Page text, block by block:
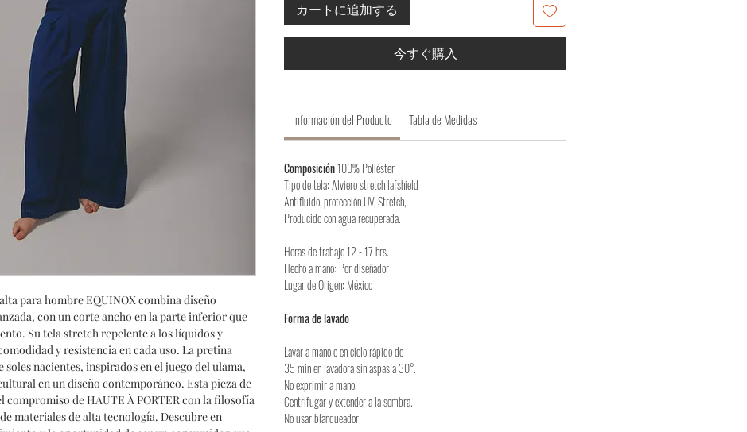
para hombre EQUINOX combina diseño
con un corte ancho en la parte inferior que
Su tela stretch repelente a los líquidos y
y resistencia en cada uso. La pretina
soles nacientes, inspirados en el juego del ulama,
en un diseño contemporáneo. Esta pieza de
de HAUTE À PORTER con la filosofía
materiales de alta tecnología. Descubre en
カートに追加する
今すぐ購入
Información del Producto Tabla de Medidas
Composición100% Poliéster
Tipo de tela: Alviero stretch lafshield
Antifluido, protección UV, Stretch,
Producido con agua recuperada.
Horas de trabajo 12 - 17 hrs.
Hecho a mano: Por diseñador
Lugar de Origen: México
Forma de lavado
Lavar a mano o en ciclo rápido de
35 min en lavadora sin aspas a 30°.
No exprimir a mano,
Centrifugar y extender a la sombra.
No usar blanqueador.